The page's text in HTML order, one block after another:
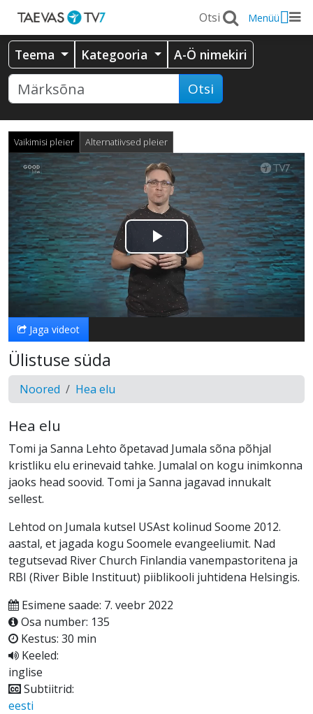
Menüü
Teema Kategooria A-Ö nimekiri
Otsi
Vaikimisi pleier Alternatiivsed pleier
Esita
video
Jaga videot
Ülistuse süda
Noored Hea elu
Hea elu
Tomi ja Sanna Lehto õpetavad Jumala sõna põhjal
kristliku elu erinevaid tahke. Jumalal on kogu inimkonna
jaoks head soovid. Tomi ja Sanna jagavad innukalt
sellest.
Lehtod on Jumala kutsel USAst kolinud Soome 2012.
aastal, et jagada kogu Soomele evangeeliumit. Nad
tegutsevad River Church Finlandia vanempastoritena ja
RBI (River Bible Instituut) piiblikooli juhtidena Helsingis.
Esimene saade: 7. veebr 2022
Osa number: 135
Kestus: 30 min
Keeled:
inglise
Subtiitrid:
eesti